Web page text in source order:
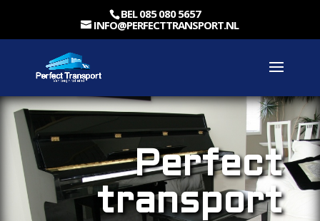
BEL 085 080 5657
INFO@PERFECTTRANSPORT.NL
Perfect
transport